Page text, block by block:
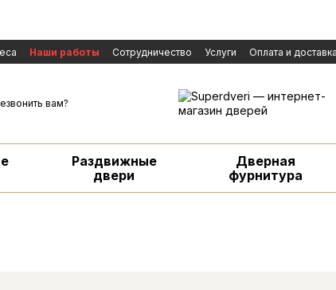
Наши работы Сотрудничество Услуги Оплата и доставка
Договор публичной оферты Бренды
Новости
вам?
Раздвижные
двери
Дверная
фурнитура